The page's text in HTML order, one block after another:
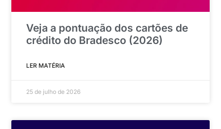
Veja a pontuação dos cartões de
crédito do Bradesco (2026)
LER MATÉRIA
25 de julho de 2026